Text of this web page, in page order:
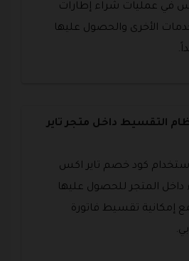
في عمليات شراء إطارات
الأخرى والحصول عليها
التقسيط داخل متجر تاير
كود خصم تاير اكس
المتجر للحصول عليها
إمكانية تقسيط فاتورة